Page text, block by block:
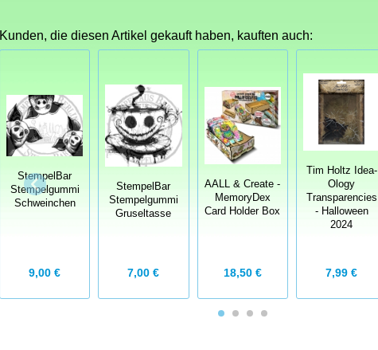
Kunden, die diesen Artikel gekauft haben, kauften auch:
StempelBar
Stempelgummi
Schweinchen
9,00 €
StempelBar
Stempelgummi
Gruseltasse
7,00 €
AALL & Create -
MemoryDex
Card Holder Box
18,50 €
Tim Holtz Idea-
Ology
Transparencies
- Halloween
2024
7,99 €